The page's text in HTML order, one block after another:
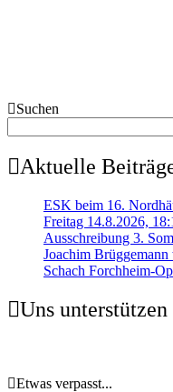
Suchen
Aktuelle
ESK beim 16.
Freitag 14.8.2026,
Ausschreibung 3.
Joachim
Schach Forchheim-
Uns unterstützen
Etwas verpasst...